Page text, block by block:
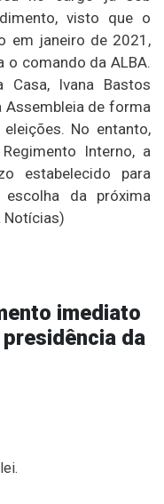
visto que o
em janeiro de 2021,
o comando da ALBA.
Casa, Ivana Bastos
Assembleia de forma
No entanto,
Interno, a
estabelecido para
da próxima
Notícias)
imediato
da